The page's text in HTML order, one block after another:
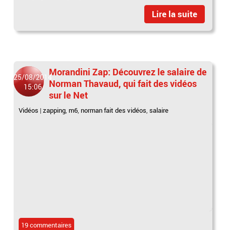
Lire la suite
25/08/2014
15:06
Morandini Zap: Découvrez le salaire de
Norman Thavaud, qui fait des vidéos
sur le Net
Vidéos |zapping, m6, norman fait des vidéos,salaire
19 commentaires